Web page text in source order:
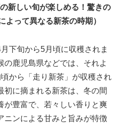
新しい旬が楽しめる！驚きの
よって異なる新茶の時期）
下旬から5月頃に収穫されま
の鹿児島県などでは、それよ
から「走り新茶」が収穫され
初に摘まれる新茶は、冬の間
が豊富で、若々しい香りと爽
ニンによる甘みと旨みが特徴